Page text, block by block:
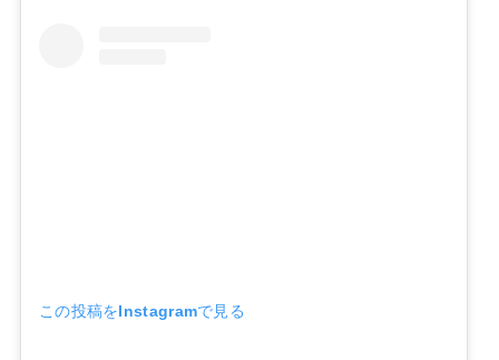
この投稿をInstagramで見る